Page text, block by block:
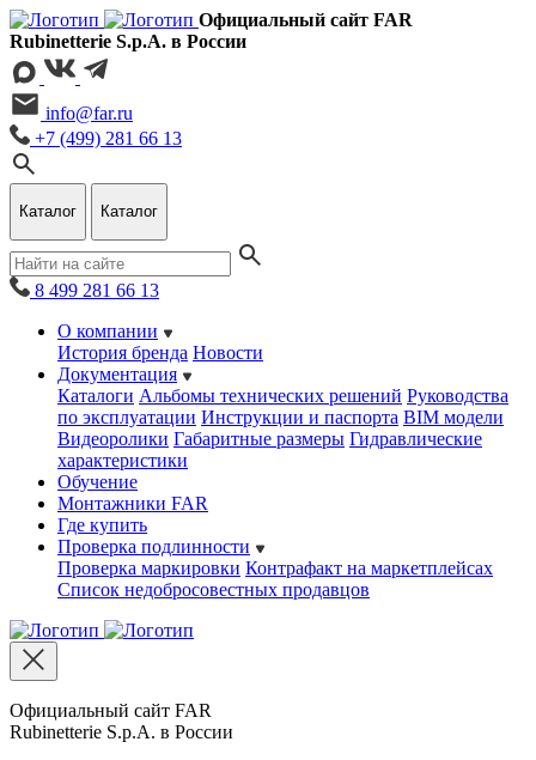
Официальный сайт FAR
Rubinetterie S.p.A. в России
info@far.ru
+7 (499) 281 66 13
Каталог Каталог
8 499 281 66 13
О компании
История бренда Новости
Документация
Каталоги Альбомы технических решений Руководства
по эксплуатации Инструкции и паспорта BIM модели
Видеоролики Габаритные размеры Гидравлические
характеристики
Обучение
Монтажники FAR
Где купить
Проверка подлинности
Проверка маркировки Контрафакт на маркетплейсах
Cписок недобросовестных продавцов
Официальный сайт FAR
Rubinetterie S.p.A. в России